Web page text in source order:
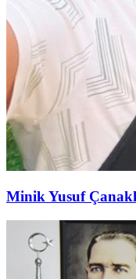
Minik Yusuf